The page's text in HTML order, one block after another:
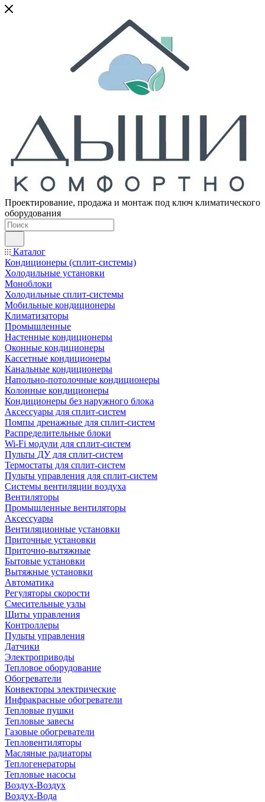
Проектирование, продажа и монтаж под ключ климатического
оборудования
Каталог
Кондиционеры (сплит-системы)
Холодильные установки
Моноблоки
Холодильные сплит-системы
Мобильные кондиционеры
Климатизаторы
Промышленные
Настенные кондиционеры
Оконные кондиционеры
Кассетные кондиционеры
Канальные кондиционеры
Напольно-потолочные кондиционеры
Колонные кондиционеры
Кондиционеры без наружного блока
Аксессуары для сплит-систем
Помпы дренажные для сплит-систем
Распределительные блоки
Wi-Fi модули для сплит-систем
Пульты ДУ для сплит-систем
Термостаты для сплит-систем
Пульты управления для сплит-систем
Системы вентиляции воздуха
Вентиляторы
Промышленные вентиляторы
Аксессуары
Вентиляционные установки
Приточные установки
Приточно-вытяжные
Бытовые установки
Вытяжные установки
Автоматика
Регуляторы скорости
Смесительные узлы
Щиты управления
Контроллеры
Пульты управления
Датчики
Электроприводы
Тепловое оборудование
Обогреватели
Конвекторы электрические
Инфракрасные обогреватели
Тепловые пушки
Тепловые завесы
Газовые обогреватели
Тепловентиляторы
Масляные радиаторы
Теплогенераторы
Тепловые насосы
Воздух-Воздух
Воздух-Вода